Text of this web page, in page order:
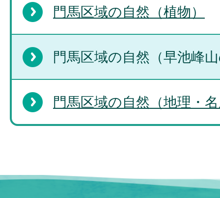
門馬区域の自然（植物）
門馬区域の自然（早池峰
門馬区域の自然（地理・